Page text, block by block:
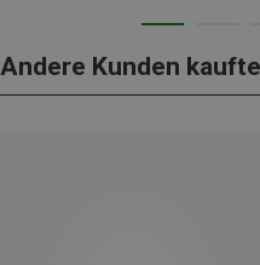
Andere Kunden